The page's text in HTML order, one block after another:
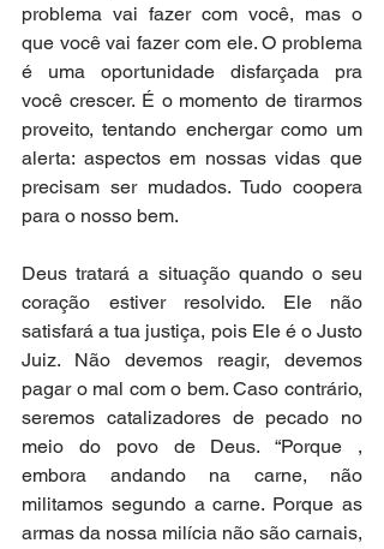
problema vai fazer com você, mas o
que você vai fazer com ele. O problema
é uma oportunidade disfarçada pra
você crescer. É o momento de tirarmos
proveito, tentando enchergar como um
alerta: aspectos em nossas vidas que
precisam ser mudados. Tudo coopera
para o nosso bem.
Deus tratará a situação quando o seu
coração estiver resolvido. Ele não
satisfará a tua justiça, pois Ele é o Justo
Juiz. Não devemos reagir, devemos
pagar o mal com o bem. Caso contrário,
seremos catalizadores de pecado no
meio do povo de Deus. “Porque ,
embora andando na carne, não
militamos segundo a carne. Porque as
armas da nossa milícia não são carnais,